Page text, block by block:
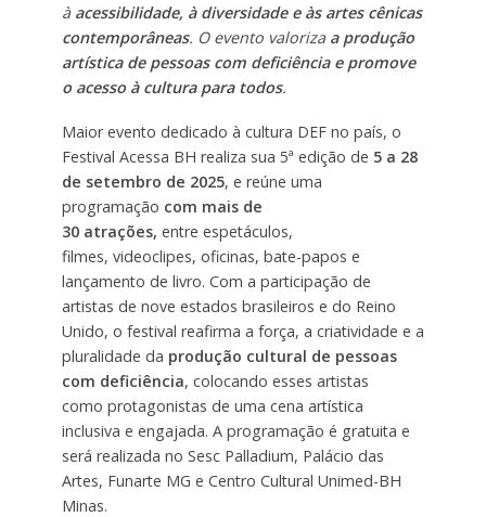
à acessibilidade, à diversidade e às artes cênicas
contemporâneas. O evento valoriza a produção
artística de pessoas com deficiência e promove
o acesso à cultura para todos.
Maior evento dedicado à cultura DEF no país, o
Festival Acessa BH realiza sua 5ª edição de 5 a 28
de setembro de 2025, e reúne uma
programação com mais de
30 atrações, entre espetáculos,
filmes, videoclipes, oficinas, bate-papos e
lançamento de livro. Com a participação de
artistas de nove estados brasileiros e do Reino
Unido, o festival reafirma a força, a criatividade e a
pluralidade da produção cultural de pessoas
com deficiência, colocando esses artistas
como protagonistas de uma cena artística
inclusiva e engajada. A programação é gratuita e
será realizada no Sesc Palladium, Palácio das
Artes, Funarte MG e Centro Cultural Unimed-BH
Minas.